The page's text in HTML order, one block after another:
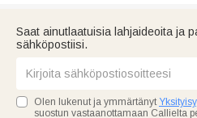
Saat ainutlaatuisia lahjaideoita ja
sähköpostiisi.
Olen lukenut ja ymmärtänyt
suostun vastaanottamaan Callielta